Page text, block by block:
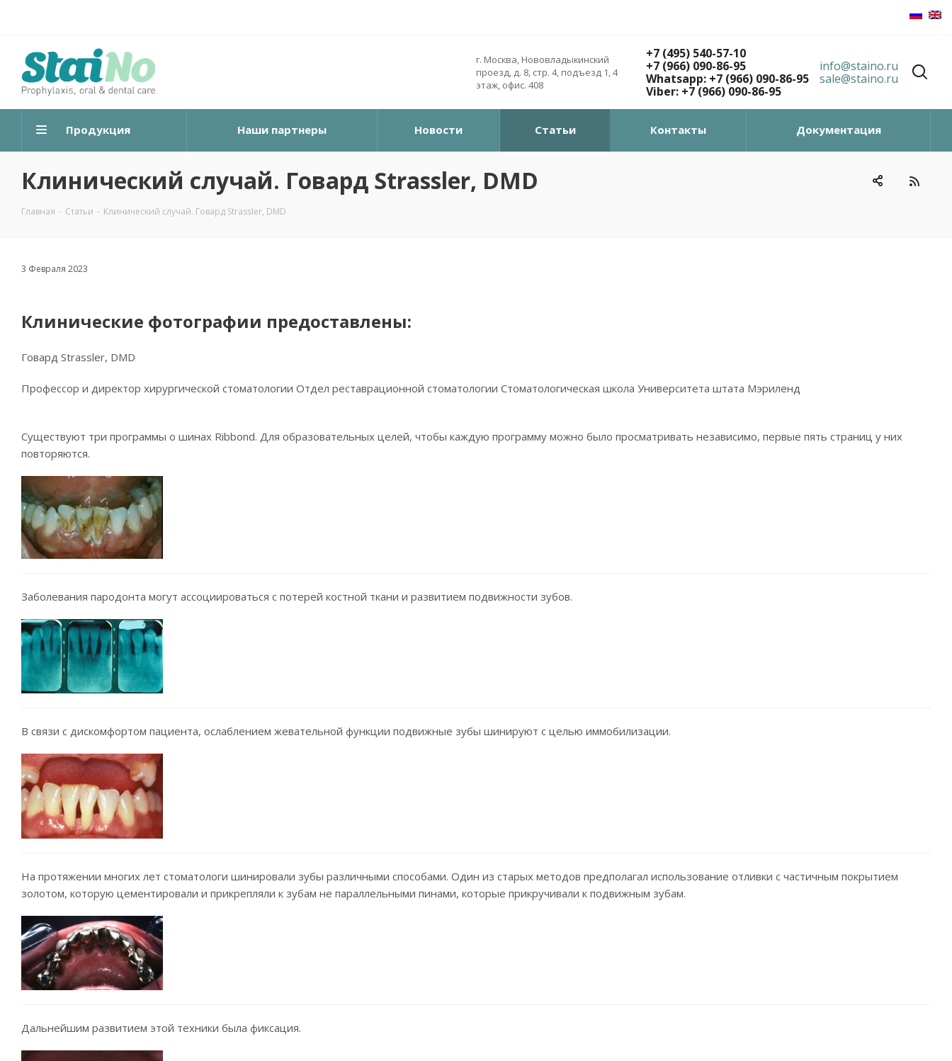
г. Москва, Нововладыкинский
проезд, д. 8, стр. 4, подъезд 1, 4
этаж, офис. 408
+7 (495) 540-57-10
+7 (966) 090-86-95
Whatsapp: +7 (966) 090-86-95
Viber: +7 (966) 090-86-95
info@staino.ru
sale@staino.ru
Продукция Наши партнеры Новости Статьи Контакты Документация
Клинический случай. Говард Strassler, DMD
Главная - Статьи - Клинический случай. Говард Strassler, DMD
3 Февраля 2023
Клинические фотографии предоставлены:
Говард Strassler, DMD
Профессор и директор хирургической стоматологии Отдел реставрационной стоматологии Стоматологическая школа Университета штата Мэриленд
Существуют три программы о шинах Ribbond. Для образовательных целей, чтобы каждую программу можно было просматривать независимо, первые пять страниц у них
повторяются.
Заболевания пародонта могут ассоциироваться с потерей костной ткани и развитием подвижности зубов.
В связи с дискомфортом пациента, ослаблением жевательной функции подвижные зубы шинируют с целью иммобилизации.
На протяжении многих лет стоматологи шинировали зубы различными способами. Один из старых методов предполагал использование отливки с частичным покрытием
золотом, которую цементировали и прикрепляли к зубам не параллельными пинами, которые прикручивали к подвижным зубам.
Дальнейшим развитием этой техники была фиксация.